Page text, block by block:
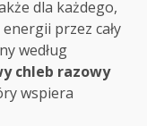
dla każdego,
przez cały
według
chleb razowy
wspiera